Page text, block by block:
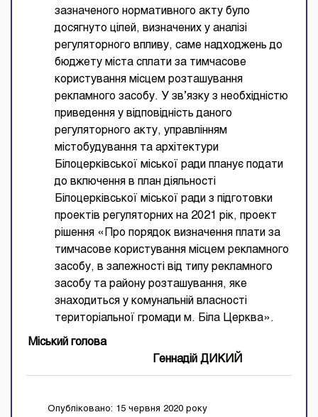
зазначеного нормативного акту було
досягнуто цілей, визначених у аналізі
регуляторного впливу, саме надходжень до
бюджету міста сплати за тимчасове
користування місцем розташування
рекламного засобу. У зв’язку з необхідністю
приведення у відповідність даного
регуляторного акту, управлінням
містобудування та архітектури
Білоцерківської міської ради планує подати
до включення в план діяльності
Білоцерківської міської ради з підготовки
проектів регуляторних на 2021 рік, проект
рішення «Про порядок визначення плати за
тимчасове користування місцем рекламного
засобу, в залежності від типу рекламного
засобу та району розташування, яке
знаходиться у комунальній власності
територіальної громади м. Біла Церква».
Міський голова
Геннадій ДИКИЙ
Опубліковано: 15 червня 2020 року